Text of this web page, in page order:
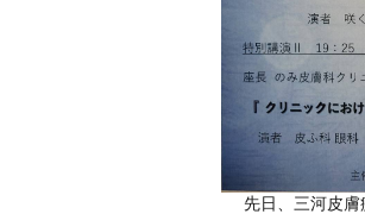
先日、三河皮